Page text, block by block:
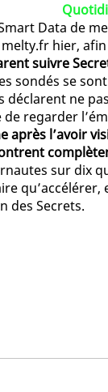
Data de
hier,
suivre
sondés se
déclarent ne
regarder
l’avoir
sur dix
des Secrets.